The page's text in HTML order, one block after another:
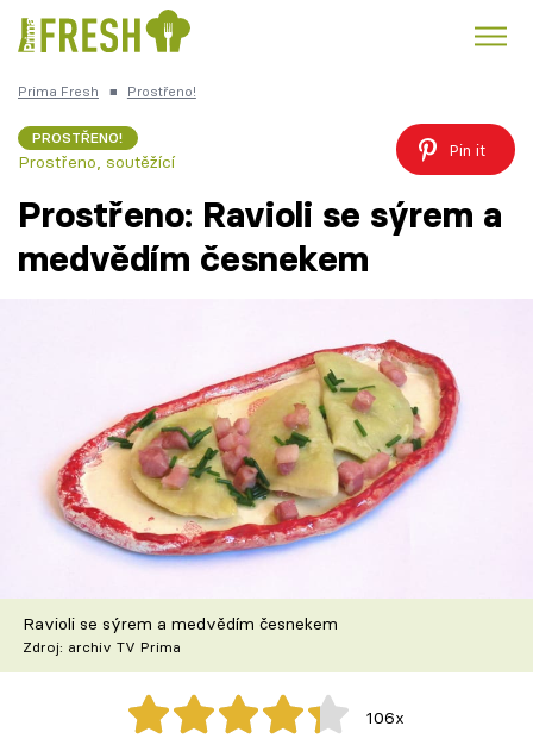
Česká kuchyně
Články
TV Program
Škola vaření
Recepty z TV
Speciál: Cuketa
Těhotnej kuchař
Prima Fresh ■ Prostřeno!
PROSTŘENO!
Prostřeno, soutěžící
Pin it
Prostřeno: Ravioli se sýrem a
medvědím česnekem
Ravioli se sýrem a medvědím česnekem
Zdroj: archiv TV Prima
106x